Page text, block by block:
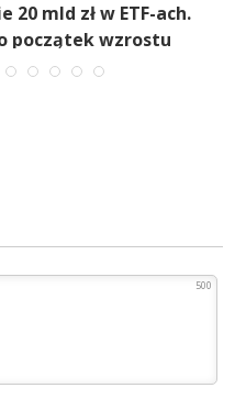
mld zł w ETF-ach.
początek wzrostu
500